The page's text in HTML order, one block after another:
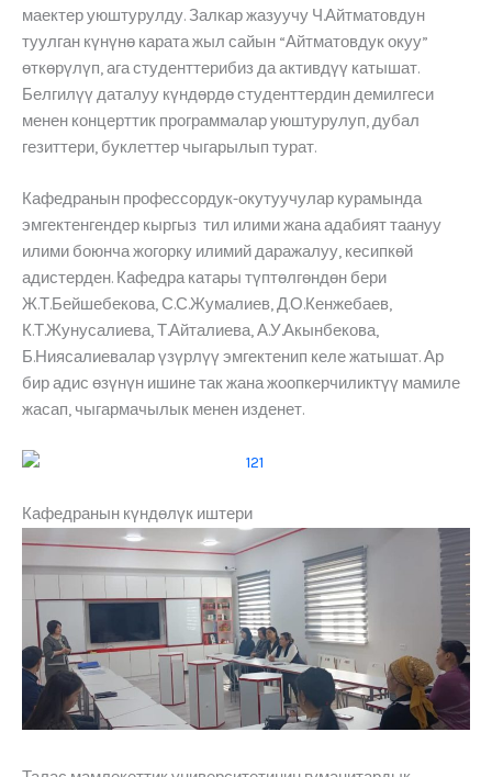
маектер уюштурулду. Залкар жазуучу Ч.Айтматовдун
туулган күнүнө карата жыл сайын “Айтматовдук окуу”
өткөрүлүп, ага студенттерибиз да активдүү катышат.
Белгилүү даталуу күндөрдө студенттердин демилгеси
менен концерттик программалар уюштурулуп, дубал
гезиттери, буклеттер чыгарылып турат.
Кафедранын профессордук-окутуучулар курамында
эмгектенгендер кыргыз тил илими жана адабият таануу
илими боюнча жогорку илимий даражалуу, кесипкөй
адистерден. Кафедра катары түптөлгөндөн бери
Ж.Т.Бейшебекова, С.С.Жумалиев, Д.О.Кенжебаев,
К.Т.Жунусалиева, Т.Айталиева, А.У.Акынбекова,
Б.Ниясалиевалар үзүрлүү эмгектенип келе жатышат. Ар
бир адис өзүнүн ишине так жана жоопкерчиликтүү мамиле
жасап, чыгармачылык менен изденет.
Кафедранын күндөлүк иштери